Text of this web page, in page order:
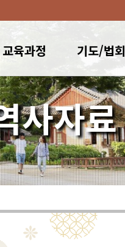
교육과정 기도/법회
사자료